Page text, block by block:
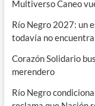
Multiverso Caneo
Río Negro 2027: un
todavía no
Corazón Solidario
merendero
Río Negro